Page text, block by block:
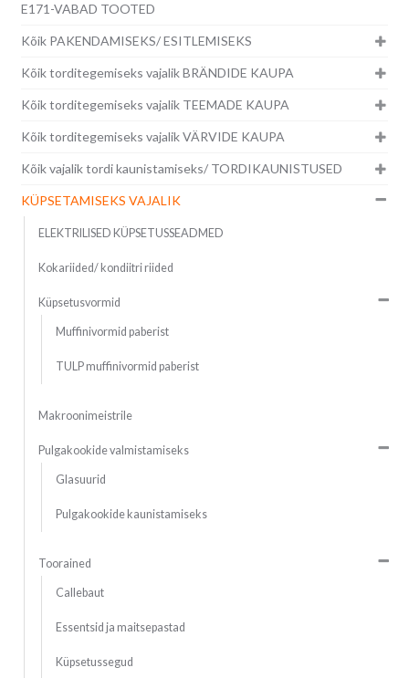
E171-VABAD TOOTED
Kõik PAKENDAMISEKS/ ESITLEMISEKS
Kõik torditegemiseks vajalik BRÄNDIDE KAUPA
Kõik torditegemiseks vajalik TEEMADE KAUPA
Kõik torditegemiseks vajalik VÄRVIDE KAUPA
Kõik vajalik tordi kaunistamiseks/ TORDIKAUNISTUSED
KÜPSETAMISEKS VAJALIK
ELEKTRILISED KÜPSETUSSEADMED
Kokariided/ kondiitri riided
Küpsetusvormid
Muffinivormid paberist
TULP muffinivormid paberist
Makroonimeistrile
Pulgakookide valmistamiseks
Glasuurid
Pulgakookide kaunistamiseks
Toorained
Callebaut
Essentsid ja maitsepastad
Küpsetussegud